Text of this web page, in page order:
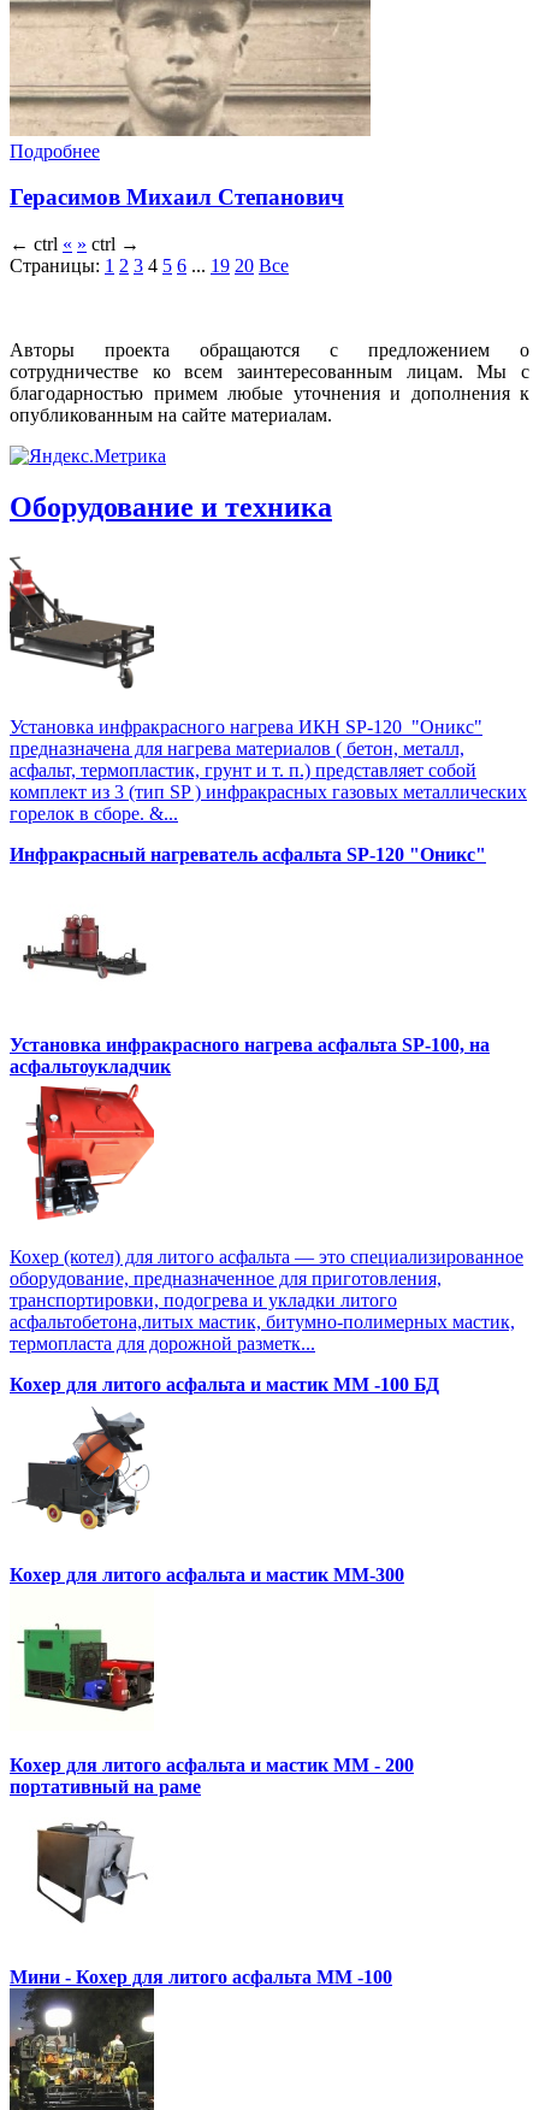
Подробнее
Герасимов Михаил Степанович
← ctrl « » ctrl →
Страницы: 1 2 3 4 5 6 ... 19 20 Все
Авторы проекта обращаются с предложением о
сотрудничестве ко всем заинтересованным лицам. Мы с
благодарностью примем любые уточнения и дополнения к
опубликованным на сайте материалам.
Оборудование и техника
Установка инфракрасного нагрева ИКН SP-120 "Оникс"
предназначена для нагрева материалов ( бетон, металл,
асфальт, термопластик, грунт и т. п.) представляет собой
комплект из 3 (тип SP ) инфракрасных газовых металлических
горелок в сборе. &...
Инфракрасный нагреватель асфальта SP-120 "Оникс"
Установка инфракрасного нагрева асфальта SP-100, на
асфальтоукладчик
Кохер (котел) для литого асфальта — это специализированное
оборудование, предназначенное для приготовления,
транспортировки, подогрева и укладки литого
асфальтобетона,литых мастик, битумно-полимерных мастик,
термопласта для дорожной разметк...
Кохер для литого асфальта и мастик MM -100 БД
Кохер для литого асфальта и мастик MM-300
Кохер для литого асфальта и мастик MM - 200
портативный на раме
Мини - Кохер для литого асфальта MM -100